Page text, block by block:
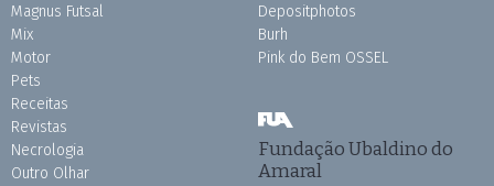
Magnus Futsal
Mix
Motor
Pets
Receitas
Revistas
Necrologia
Outro Olhar
Depositphotos
Burh
Pink do Bem OSSEL
Fundação Ubaldino do
Amaral